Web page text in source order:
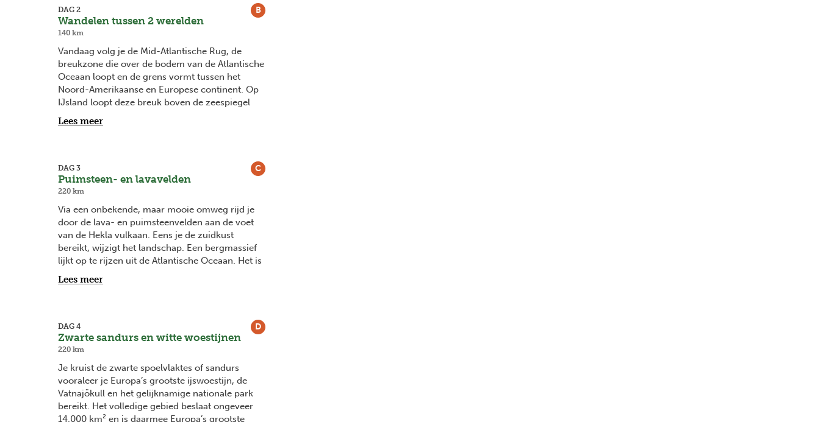
mineralen. Op sommige plaatsen ontsnapt
stoom uit de aarde en zie je duidelijke scheuren
in de bodem. Het versterkt het mythische
karakter van IJsland en zorgt voor
hooggespannen verwachtingen die moeiteloos
zullen ingelost worden. Na het afhalen van de
huurwagen gaat het richting Reykjavik en krijg je
hetzelfde landschap in detail te zien. Een mooi
begin van een boeiende reis.
B
DAG 2
Wandelen tussen 2 werelden
140 km
Vandaag volg je de Mid-Atlantische Rug, de
breukzone die over de bodem van de Atlantische
Oceaan loopt en de grens vormt tussen het
Noord-Amerikaanse en Europese continent. Op
IJsland loopt deze breuk boven de zeespiegel
wat duidelijk te zien is in het Þingvellir Nationaal
Park. Iets verderop ligt het Geysir gebied waar de
weg het ruige binnenland bereikt, zie je de
Gullfoss waterval die gletsjerwater van de ‘witte’
rivier in twee trappen, en met veel gedonder,
door een nauw canyon afvoert.
Lees meer
C
DAG 3
Puimsteen- en lavavelden
220 km
Via een onbekende, maar mooie omweg rijd je
door de lava- en puimsteenvelden aan de voet
van de Hekla vulkaan. Eens je de zuidkust
bereikt, wijzigt het landschap. Een bergmassief
lijkt op te rijzen uit de Atlantische Oceaan. Het is
bedekt met gletsjers, gedrapeerd met
watervallen en vormde ooit de rand van het
Je reist daarna verder via de Ringweg naar Kaap
Dyrhólæy. De zuidelijkste punt van het eiland,
vormt letterlijk en figuurlijk een toegangspoort
tot het eiland. Tijdens het broedseizoen vind je
hier papegaaiduikers en andere zeevogels hun
jongen klaarstomen voor de terugtocht.
Het geheel wordt afgelijnd door een smalle
kuststrook met zwarte zand- en keienstranden.
Lees meer
D
DAG 4
Zwarte sandurs en witte woestijnen
220 km
Je kruist de zwarte spoelvlaktes of sandurs
vooraleer je Europa’s grootste ijswoestijn, de
Vatnajökull en het gelijknamige nationale park
bereikt. Het volledige gebied beslaat ongeveer
14.000 km² en is daarmee Europa’s grootste